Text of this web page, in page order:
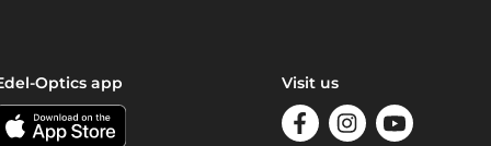
Optics app Visit us